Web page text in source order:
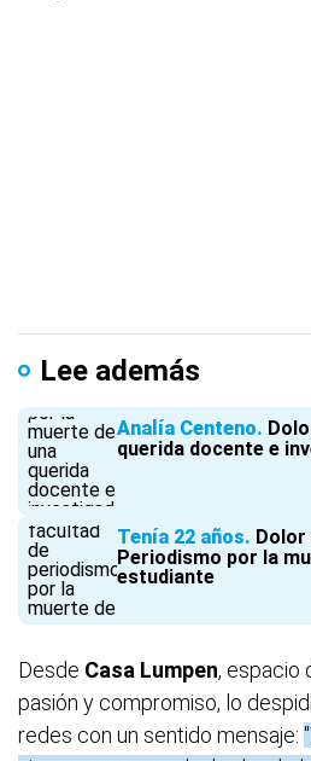
Lee además
Analía Centeno
querida docente e
Tenía 22 años Dolor
Periodismo por la
estudiante
Desde Casa Lumpen, espacio
pasión y compromiso, lo
redes con un sentido mensaje: